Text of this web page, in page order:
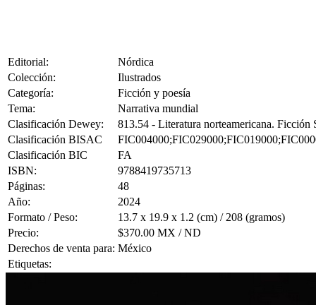
Editorial:
Nórdica
Colección:
Ilustrados
Categoría:
Ficción y poesía
Tema:
Narrativa mundial
Clasificación Dewey:
813.54 - Literatura norteamericana.
Clasificación BISAC
Clasificación BIC
FA
ISBN:
9788419735713
Páginas:
48
Año:
2024
Formato / Peso:
13.7 x 19.9 x 1.2 (cm) / 208 (gramos)
Precio:
$370.00 MX / ND
Derechos de venta para: México
Etiquetas: